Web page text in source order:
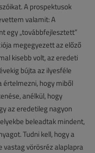
A prospektusok
valamit: A
egy „továbbfejlesztett”
megegyezett az előző
kisebb volt, az eredeti
bújta az ilyesféle
értelmezni, hogy miből
anélkül, hogy
az eredetileg nagyon
beleadtak mindent,
Tudni kell, hogy a
vastag vörösréz alaplapra